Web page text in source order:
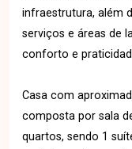
infraestrutura, além
serviços e áreas de
conforto e
Casa com
composta por sala
quartos, sendo 1